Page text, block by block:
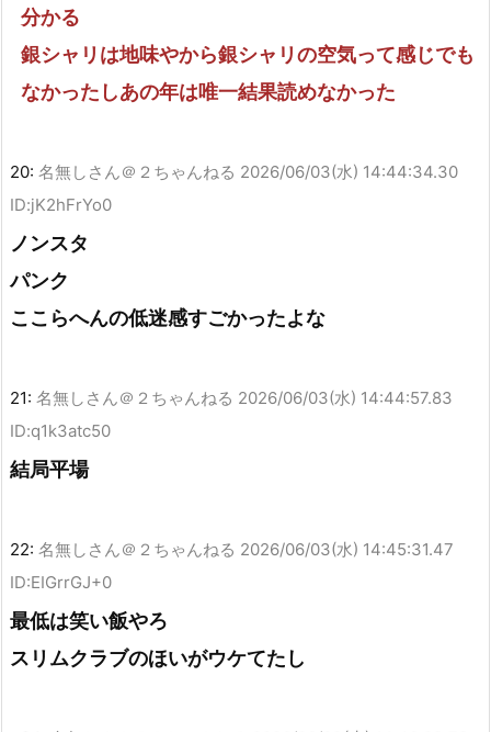
分かる
銀シャリは地味やから銀シャリの空気って感じでも
なかったしあの年は唯一結果読めなかった
20: 名無しさん＠２ちゃんねる 2026/06/03(水) 14:44:34.30
ID:jK2hFrYo0
ノンスタ
パンク
ここらへんの低迷感すごかったよな
21: 名無しさん＠２ちゃんねる 2026/06/03(水) 14:44:57.83
ID:q1k3atc50
結局平場
22: 名無しさん＠２ちゃんねる 2026/06/03(水) 14:45:31.47
ID:EIGrrGJ+0
最低は笑い飯やろ
スリムクラブのほいがウケてたし